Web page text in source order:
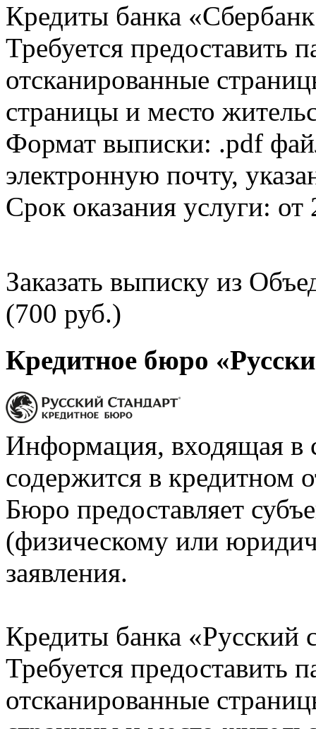
Кредиты банка
Требуется предоставить
отсканированные
страницы и место
Формат выписки: .pdf
электронную почту,
Срок оказания услуги: от
Заказать выписку из
(700 руб.)
Кредитное бюро
Информация, входящая в
содержится в кредитном
Бюро предоставляет
(физическому или
заявления.
Кредиты банка «Русский
Требуется предоставить
отсканированные